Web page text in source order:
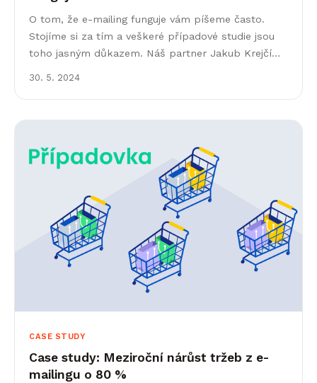
O tom, že e-mailing funguje vám píšeme často.
Stojíme si za tím a veškeré případové studie jsou
toho jasným důkazem. Náš partner Jakub Krejčí
30. 5. 2024
CASE STUDY
Case study: Meziroční nárůst tržeb z e-
mailingu o 80 %